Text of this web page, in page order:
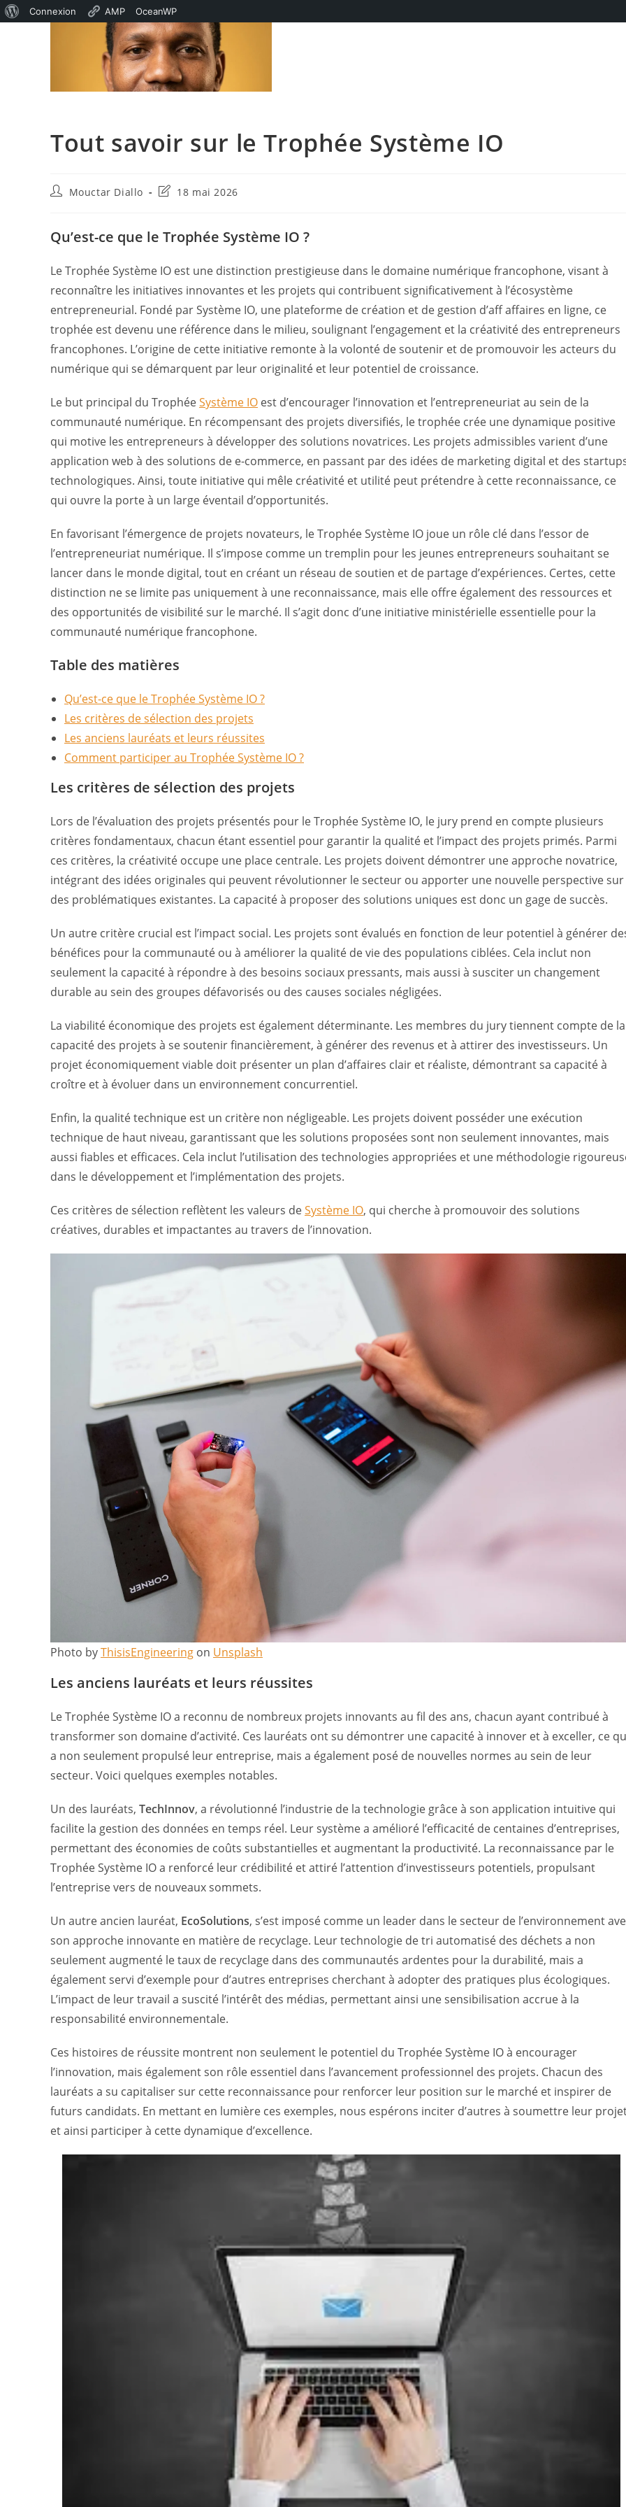
Connexion AMP OceanWP
Tout savoir sur le Trophée Système IO
Auteur/autrice
publication :
Mouctar Diallo
Dernière
la
publication :
18 mai 2026
Qu’est-ce que le Trophée Système IO ?
Le Trophée Système IO est une distinction prestigieuse dans le domaine numérique francophone, visant à
reconnaître les initiatives innovantes et les projets qui contribuent significativement à l’écosystème
entrepreneurial. Fondé par Système IO, une plateforme de création et de gestion d’aff affaires en ligne, ce
trophée est devenu une référence dans le milieu, soulignant l’engagement et la créativité des entrepreneurs
francophones. L’origine de cette initiative remonte à la volonté de soutenir et de promouvoir les acteurs du
numérique qui se démarquent par leur originalité et leur potentiel de croissance.
Le but principal du TrophéeSystème IO est d’encourager l’innovation et l’entrepreneuriat au sein de la
communauté numérique. En récompensant des projets diversifiés, le trophée crée une dynamique positive
qui motive les entrepreneurs à développer des solutions novatrices. Les projets admissibles varient d’une
application web à des solutions de e-commerce, en passant par des idées de marketing digital et des
technologiques. Ainsi, toute initiative qui mêle créativité et utilité peut prétendre à cette reconnaissance, ce
qui ouvre la porte à un large éventail d’opportunités.
En favorisant l’émergence de projets novateurs, le Trophée Système IO joue un rôle clé dans l’essor de
l’entrepreneuriat numérique. Il s’impose comme un tremplin pour les jeunes entrepreneurs souhaitant se
lancer dans le monde digital, tout en créant un réseau de soutien et de partage d’expériences. Certes, cette
distinction ne se limite pas uniquement à une reconnaissance, mais elle offre également des ressources et
des opportunités de visibilité sur le marché. Il s’agit donc d’une initiative ministérielle essentielle pour la
communauté numérique francophone.
Table des matières
Qu’est-ce que le Trophée Système IO ?
Les critères de sélection des projets
Les anciens lauréats et leurs réussites
Comment participer au Trophée Système IO ?
Les critères de sélection des projets
Lors de l’évaluation des projets présentés pour le Trophée Système IO, le jury prend en compte plusieurs
critères fondamentaux, chacun étant essentiel pour garantir la qualité et l’impact des projets primés. Parmi
ces critères, la créativité occupe une place centrale. Les projets doivent démontrer une approche novatrice,
intégrant des idées originales qui peuvent révolutionner le secteur ou apporter une nouvelle perspective sur
des problématiques existantes. La capacité à proposer des solutions uniques est donc un gage de succès.
Un autre critère crucial est l’impact social. Les projets sont évalués en fonction de leur potentiel à générer
bénéfices pour la communauté ou à améliorer la qualité de vie des populations ciblées. Cela inclut non
seulement la capacité à répondre à des besoins sociaux pressants, mais aussi à susciter un changement
durable au sein des groupes défavorisés ou des causes sociales négligées.
La viabilité économique des projets est également déterminante. Les membres du jury tiennent compte de la
capacité des projets à se soutenir financièrement, à générer des revenus et à attirer des investisseurs. Un
projet économiquement viable doit présenter un plan d’affaires clair et réaliste, démontrant sa capacité à
croître et à évoluer dans un environnement concurrentiel.
Enfin, la qualité technique est un critère non négligeable. Les projets doivent posséder une exécution
technique de haut niveau, garantissant que les solutions proposées sont non seulement innovantes, mais
aussi fiables et efficaces. Cela inclut l’utilisation des technologies appropriées et une méthodologie
dans le développement et l’implémentation des projets.
Ces critères de sélection reflètent les valeurs deSystème IO, qui cherche à promouvoir des solutions
créatives, durables et impactantes au travers de l’innovation.
Photo byThisisEngineering on Unsplash
Les anciens lauréats et leurs réussites
Le Trophée Système IO a reconnu de nombreux projets innovants au fil des ans, chacun ayant contribué à
transformer son domaine d’activité. Ces lauréats ont su démontrer une capacité à innover et à exceller, ce
a non seulement propulsé leur entreprise, mais a également posé de nouvelles normes au sein de leur
secteur. Voici quelques exemples notables.
Un des lauréats, TechInnov, a révolutionné l’industrie de la technologie grâce à son application intuitive qui
facilite la gestion des données en temps réel. Leur système a amélioré l’efficacité de centaines d’entreprises,
permettant des économies de coûts substantielles et augmentant la productivité. La reconnaissance par le
Trophée Système IO a renforcé leur crédibilité et attiré l’attention d’investisseurs potentiels, propulsant
l’entreprise vers de nouveaux sommets.
Un autre ancien lauréat, EcoSolutions, s’est imposé comme un leader dans le secteur de l’environnement
son approche innovante en matière de recyclage. Leur technologie de tri automatisé des déchets a non
seulement augmenté le taux de recyclage dans des communautés ardentes pour la durabilité, mais a
également servi d’exemple pour d’autres entreprises cherchant à adopter des pratiques plus écologiques.
L’impact de leur travail a suscité l’intérêt des médias, permettant ainsi une sensibilisation accrue à la
responsabilité environnementale.
Ces histoires de réussite montrent non seulement le potentiel du Trophée Système IO à encourager
l’innovation, mais également son rôle essentiel dans l’avancement professionnel des projets. Chacun des
lauréats a su capitaliser sur cette reconnaissance pour renforcer leur position sur le marché et inspirer de
futurs candidats. En mettant en lumière ces exemples, nous espérons inciter d’autres à soumettre leur
et ainsi participer à cette dynamique d’excellence.